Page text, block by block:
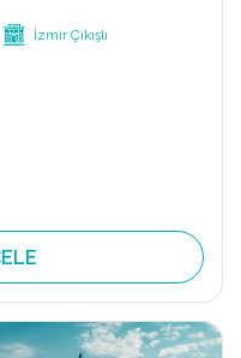
İzmir Çıkışlı